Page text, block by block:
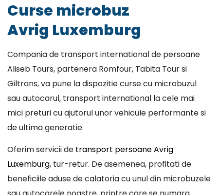
Curse microbuz
Avrig Luxemburg
Compania de transport international de persoane
Aliseb Tours, partenera Romfour, Tabita Tour si
Giltrans, va pune la dispozitie curse cu microbuzul
sau autocarul, transport international la cele mai
mici preturi cu ajutorul unor vehicule performante si
de ultima generatie.
Oferim servicii de transport persoane Avrig
Luxemburg, tur-retur. De asemenea, profitati de
beneficiile aduse de calatoria cu unul din microbuzele